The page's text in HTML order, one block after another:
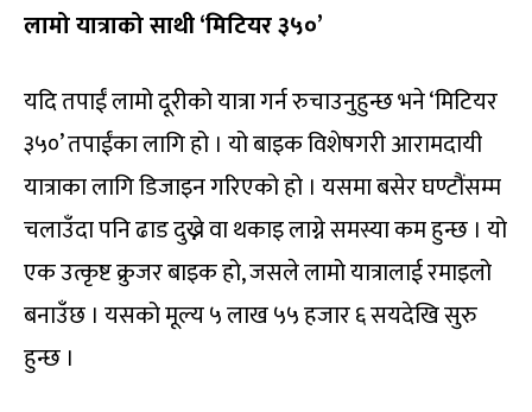
लामो यात्राको साथी ‘मिटियर ३५०’
यदि तपाईं लामो दूरीको यात्रा गर्न रुचाउनुहुन्छ भने ‘मिटियर
३५०’ तपाईंका लागि हो । यो बाइक विशेषगरी आरामदायी
यात्राका लागि डिजाइन गरिएको हो । यसमा बसेर घण्टौंसम्म
चलाउँदा पनि ढाड दुख्ने वा थकाइ लाग्ने समस्या कम हुन्छ । यो
एक उत्कृष्ट क्रुजर बाइक हो, जसले लामो यात्रालाई रमाइलो
बनाउँछ । यसको मूल्य ५ लाख ५५ हजार ६ सयदेखि सुरु
हुन्छ ।